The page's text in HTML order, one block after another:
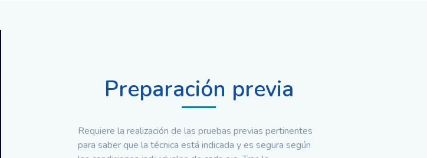
Preparación previa
Requiere la realización de las pruebas previas pertinentes
para saber que la técnica está indicada y es segura según